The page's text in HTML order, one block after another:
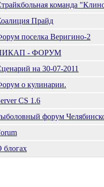
команда
Прайд
поселка Веригино-2
- ФОРУМ
на 30-07-2011
о кулинарии.
CS 1.6
форум
блогах